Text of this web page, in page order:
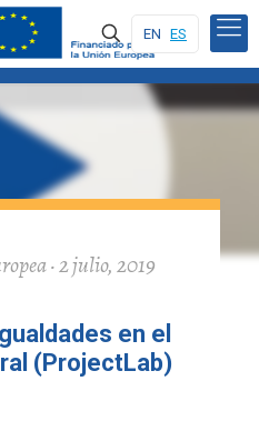
EN ES
· 2 julio, 2019
en el
(ProjectLab)